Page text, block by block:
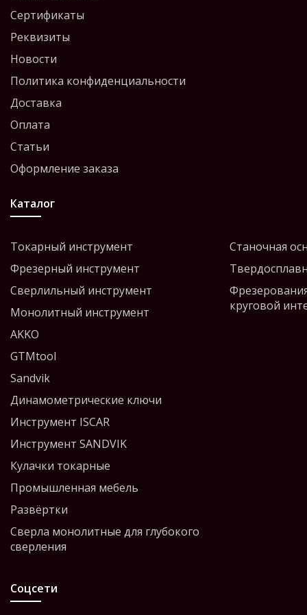
Сертификаты
Реквизиты
Новости
Политика конфиденциальности
Доставка
Оплата
Статьи
Оформление заказа
Каталог
Токарный инструмент
Фрезерный инструмент
Сверлильный инструмент
Монолитный инструмент
AKKO
GTMtool
Sandvik
Динамометрические ключи
Инструмент ISCAR
Инструмент SANDVIK
Кулачки токарные
Промышленная мебель
Развёртки
Сверла монолитные для глубокого
сверления
Станочная
круговой
Соцсети